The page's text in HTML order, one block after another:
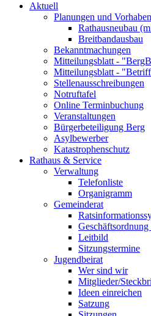
Aktuell
Planungen und Vorhaben
Rathausneubau
Breitbandausbau
Bekanntmachungen
Mitteilungsblatt -
Mitteilungsblatt -
Stellenausschreibungen
Notruftafel
Online Terminbuchung
Veranstaltungen
Bürgerbeteiligung Berg
Asylbewerber
Katastrophenschutz
Rathaus & Service
Verwaltung
Telefonliste
Organigramm
Gemeinderat
Leitbild
Sitzungstermine
Jugendbeirat
Wer sind wir
Mitglieder/
Ideen einreichen
Satzung